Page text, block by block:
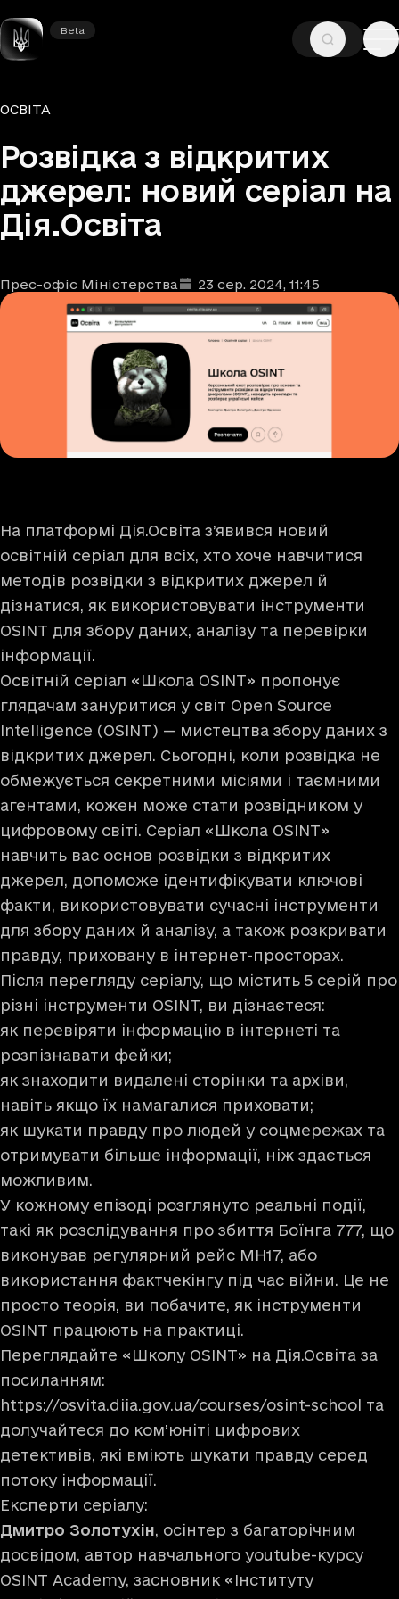
Beta
Beta
ГОЛОВНА
Рубрики
ОСВІТА
Розвідка з відкритих
джерел: новий серіал на
Дія.Освіта
Автори
Прес-офіс Міністерства
Дата та час публікації: 23 сер. 2024, 11:45
На платформі Дія.Освіта з’явився новий
освітній серіал для всіх, хто хоче навчитися
методів розвідки з відкритих джерел й
дізнатися, як використовувати інструменти
OSINT для збору даних, аналізу та перевірки
інформації.
Освітній серіал «Школа OSINT» пропонує
глядачам зануритися у світ Open Source
Intelligence (OSINT) — мистецтва збору даних з
відкритих джерел. Сьогодні, коли розвідка не
обмежується секретними місіями і таємними
агентами, кожен може стати розвідником у
цифровому світі. Серіал «Школа OSINT»
навчить вас основ розвідки з відкритих
джерел, допоможе ідентифікувати ключові
факти, використовувати сучасні інструменти
для збору даних й аналізу, а також розкривати
правду, приховану в інтернет-просторах.
Після перегляду серіалу, що містить 5 серій про
різні інструменти OSINT, ви дізнаєтеся:
як перевіряти інформацію в інтернеті та
розпізнавати фейки;
як знаходити видалені сторінки та архіви,
навіть якщо їх намагалися приховати;
як шукати правду про людей у соцмережах та
отримувати більше інформації, ніж здається
можливим.
У кожному епізоді розглянуто реальні події,
такі як розслідування про збиття Боїнга 777, що
виконував регулярний рейс MH17, або
використання фактчекінгу під час війни. Це не
просто теорія, ви побачите, як інструменти
OSINT працюють на практиці.
Переглядайте «Школу OSINT» на Дія.Освіта за
посиланням:
https://osvita.diia.gov.ua/courses/osint-school та
долучайтеся до ком’юніті цифрових
детективів, які вміють шукати правду серед
потоку інформації.
Експерти серіалу:
Дмитро Золотухін, осінтер з багаторічним
досвідом, автор навчального youtube-курсу
OSINT Academy, засновник «Інституту